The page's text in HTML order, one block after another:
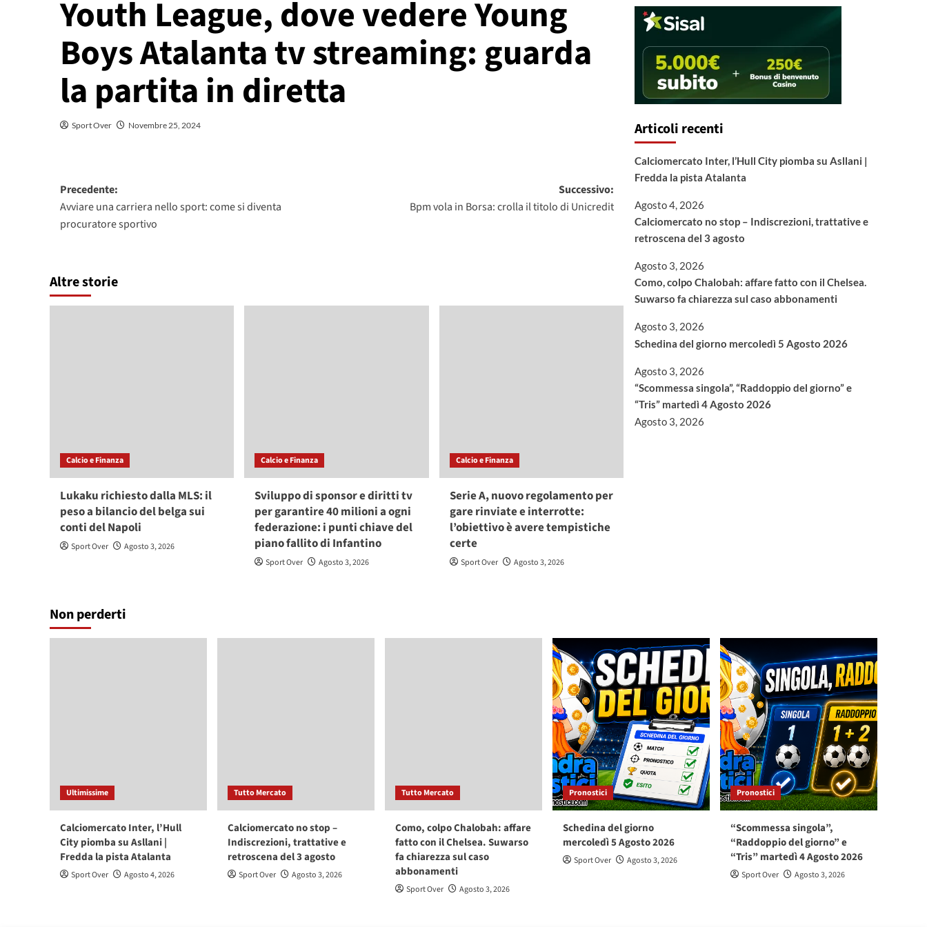
Youth League, dove vedere Young
Boys Atalanta tv streaming: guarda
la partita in diretta
Sport Over Novembre 25, 2024
Navigazione
articolo
Precedente:
Avviare una carriera nello sport: come si diventa
procuratore sportivo
Successivo:
Bpm vola in Borsa: crolla il titolo di Unicredit
Altre storie
Calcio e Finanza
Lukaku richiesto dalla MLS: il
peso a bilancio del belga sui
conti del Napoli
Sport Over Agosto 3, 2026
Calcio e Finanza
Sviluppo di sponsor e diritti tv
per garantire 40 milioni a ogni
federazione: i punti chiave del
piano fallito di Infantino
Sport Over Agosto 3, 2026
Calcio e Finanza
Serie A, nuovo regolamento per
gare rinviate e interrotte:
l’obiettivo è avere tempistiche
certe
Sport Over Agosto 3, 2026
Articoli recenti
Calciomercato Inter, l’Hull City piomba su Asllani |
Fredda la pista Atalanta
Agosto 4, 2026
Calciomercato no stop – Indiscrezioni, trattative e
retroscena del 3 agosto
Agosto 3, 2026
Como, colpo Chalobah: affare fatto con il Chelsea.
Suwarso fa chiarezza sul caso abbonamenti
Agosto 3, 2026
Schedina del giorno mercoledì 5 Agosto 2026
Agosto 3, 2026
“Scommessa singola”, “Raddoppio del giorno” e
“Tris” martedì 4 Agosto 2026
Agosto 3, 2026
Non perderti
Ultimissime
Calciomercato Inter, l’Hull
City piomba su Asllani |
Fredda la pista Atalanta
Sport Over Agosto 4, 2026
Tutto Mercato
Calciomercato no stop –
Indiscrezioni, trattative e
retroscena del 3 agosto
Sport Over Agosto 3, 2026
Tutto Mercato
Como, colpo Chalobah: affare
fatto con il Chelsea. Suwarso
fa chiarezza sul caso
abbonamenti
Sport Over Agosto 3, 2026
Pronostici
Schedina del giorno
mercoledì 5 Agosto 2026
Sport Over Agosto 3, 2026
Pronostici
“Scommessa singola”,
“Raddoppio del giorno” e
“Tris” martedì 4 Agosto 2026
Sport Over Agosto 3, 2026